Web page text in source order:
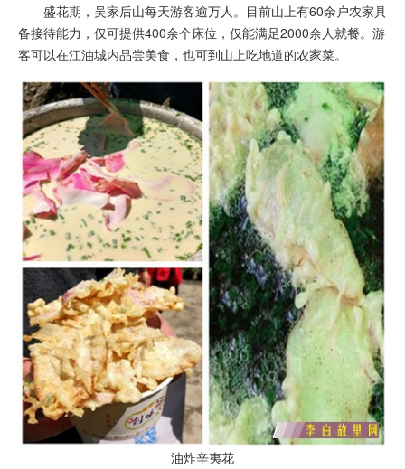
盛花期，吴家后山每天游客逾万人。目前山上有60余户农家具
备接待能力，仅可提供400余个床位，仅能满足2000余人就餐。游
客可以在江油城内品尝美食，也可到山上吃地道的农家菜。
油炸辛夷花